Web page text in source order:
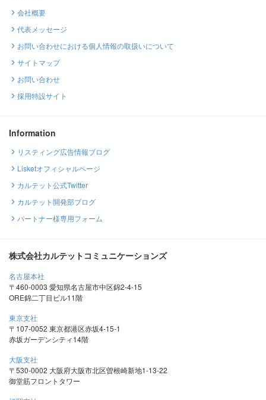
会社概要
代表メッセージ
お問い合わせにおける個人情報の取扱いについて
サイトマップ
お問い合わせ
採用特設サイト
Information
リスティング広告情報ブログ
Lisketオフィシャルページ
カルテット公式Twitter
カルテット開発部ブログ
パートナー様専用フォーム
株式会社カルテットコミュニケーションズ
名古屋本社
〒460-0003 愛知県名古屋市中区錦2-4-15
ORE錦二丁目ビル11階
東京支社
〒107-0052 東京都港区赤坂4-15-1
赤坂ガーデンシティ14階
大阪支社
〒530-0002 大阪府大阪市北区曽根崎新地1-13-22
御堂筋フロントタワー